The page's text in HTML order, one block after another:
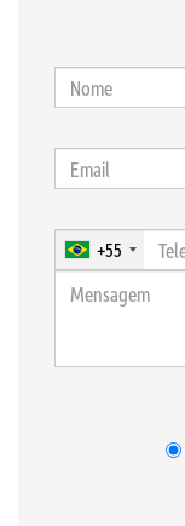
+55